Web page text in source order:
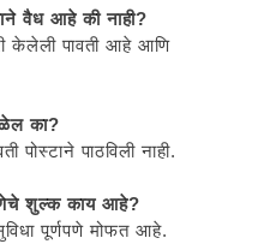
वैध आहे की नाही?
केलेली पावती आहे आणि
का?
पोस्टाने पाठविली नाही.
शुल्क काय आहे?
पूर्णपणे मोफत आहे.